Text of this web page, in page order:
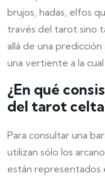
brujos, hadas, elfos
través del tarot sino
allá de una
una vertiente a la
¿En qué
del tarot
Para consultar una
utilizan sólo los
están representados